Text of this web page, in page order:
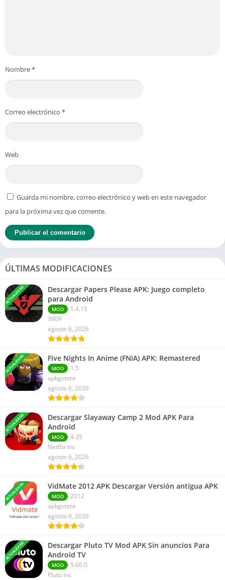
Nombre*
Correo electrónico *
Web
Guarda mi nombre, correo electrónico y web en este navegador
para la próxima vez que comente.
ÚLTIMAS MODIFICACIONES
ACTUALIZADO
Descargar Papers Please APK: Juego completo
para Android
MOD
1.4.15
3909
agosto 6, 2026
ACTUALIZADO Five Nights In Anime (FNiA) APK: Remastered
MOD
1.5
apkgstore
agosto 6, 2026
ACTUALIZADO
Descargar Slayaway Camp 2 Mod APK Para
Android
MOD
4.35
Netflix Inc
agosto 6, 2026
ACTUALIZADO VidMate 2012 APK Descargar Versión antigua APK
MOD
2012
apkgstore
agosto 6, 2026
ACTUALIZADO
Descargar Pluto TV Mod APK Sin anuncios Para
Android TV
MOD
5.66.0
Pluto Inc.